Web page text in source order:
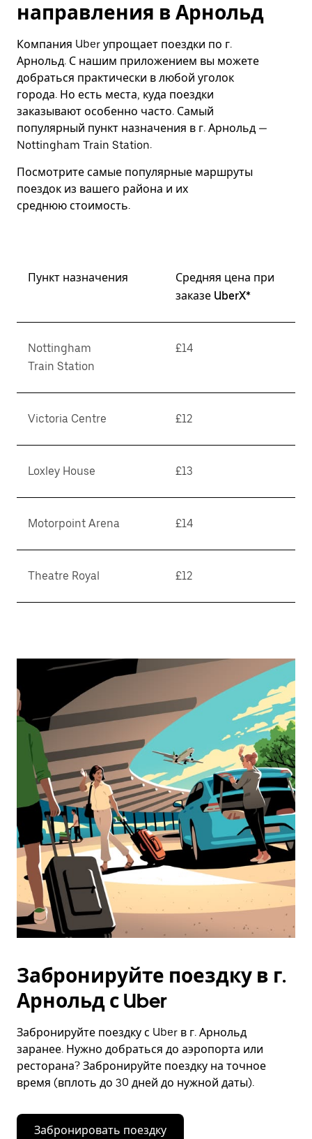
направления в Арнольд
Компания Uber упрощает поездки по г.
Арнольд. С нашим приложением вы можете
добраться практически в любой уголок
города. Но есть места, куда поездки
заказывают особенно часто. Самый
популярный пункт назначения в г. Арнольд —
Nottingham Train Station.
Посмотрите самые популярные маршруты
поездок из вашего района и их
среднюю стоимость.
Пункт назначения
Средняя цена при
заказе UberX*
Nottingham
Train Station
£14
Victoria Centre £12
Loxley House £13
Motorpoint Arena £14
Theatre Royal £12
Забронируйте поездку в г.
Арнольд с Uber
Забронируйте поездку с Uber в г. Арнольд
заранее. Нужно добраться до аэропорта или
ресторана? Забронируйте поездку на точное
время (вплоть до 30 дней до нужной даты).
Забронировать поездку